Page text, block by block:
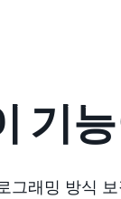
기
그래밍 방식